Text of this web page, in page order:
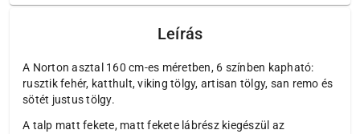
Leírás
A Norton asztal 160 cm-es méretben, 6 színben kapható:
rusztik fehér, katthult, viking tölgy, artisan tölgy, san remo és
sötét justus tölgy.
A talp matt fekete, matt fekete lábrész kiegészül az